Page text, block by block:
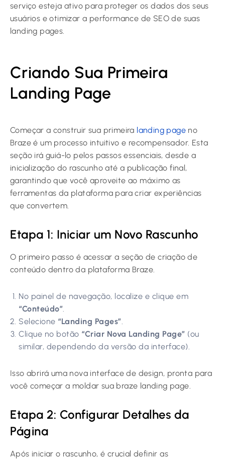
serviço esteja ativo para proteger os dados dos seus
usuários e otimizar a performance de SEO de suas
landing pages.
Criando Sua Primeira
Landing Page
Começar a construir sua primeira landing page no
Braze é um processo intuitivo e recompensador. Esta
seção irá guiá-lo pelos passos essenciais, desde a
inicialização do rascunho até a publicação final,
garantindo que você aproveite ao máximo as
ferramentas da plataforma para criar experiências
que convertem.
Etapa 1: Iniciar um Novo Rascunho
O primeiro passo é acessar a seção de criação de
conteúdo dentro da plataforma Braze.
No painel de navegação, localize e clique em
“Conteúdo”
Selecione “Landing Pages”
Clique no botão “Criar Nova Landing Page” (ou
similar, dependendo da versão da interface).
Isso abrirá uma nova interface de design, pronta para
você começar a moldar sua braze landing page.
Etapa 2: Configurar Detalhes da
Página
Após iniciar o rascunho, é crucial definir as